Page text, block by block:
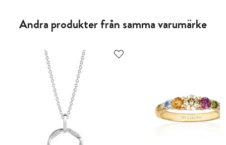
Andra produkter från samma varumärke